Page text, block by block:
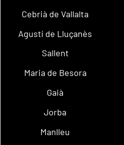
Cebrià de Vallalta
Agustí de Lluçanès
Sallent
Maria de Besora
Gaià
Jorba
Manlleu